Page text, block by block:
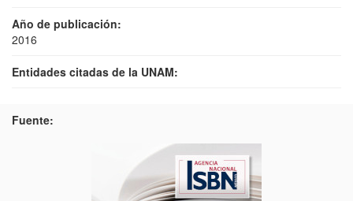
Año de publicación:
2016
Entidades citadas de la UNAM:
Fuente: